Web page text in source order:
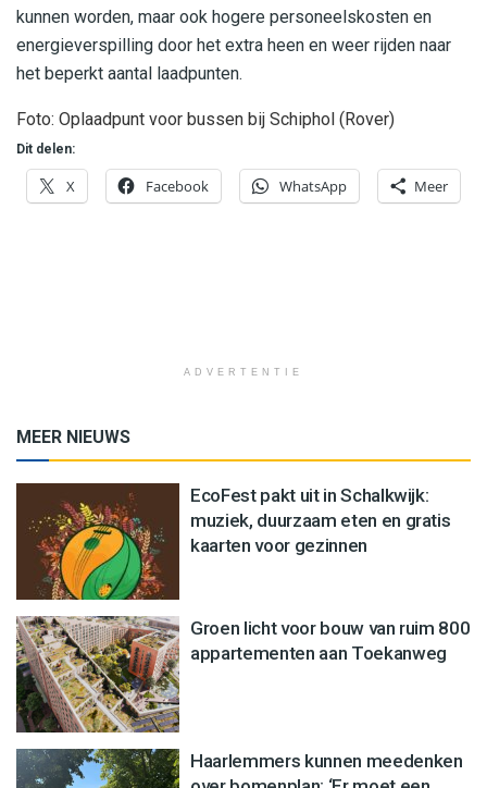
kunnen worden, maar ook hogere personeelskosten en
energieverspilling door het extra heen en weer rijden naar
het beperkt aantal laadpunten.
Foto: Oplaadpunt voor bussen bij Schiphol (Rover)
Dit delen:
X Facebook WhatsApp Meer
ADVERTENTIE
MEER NIEUWS
EcoFest pakt uit in Schalkwijk:
muziek, duurzaam eten en gratis
kaarten voor gezinnen
Groen licht voor bouw van ruim 800
appartementen aan Toekanweg
Haarlemmers kunnen meedenken